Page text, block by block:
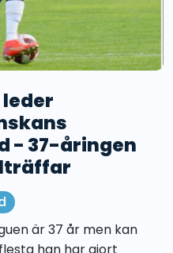
- 37-åringen
är 37 år men kan
han har gjort